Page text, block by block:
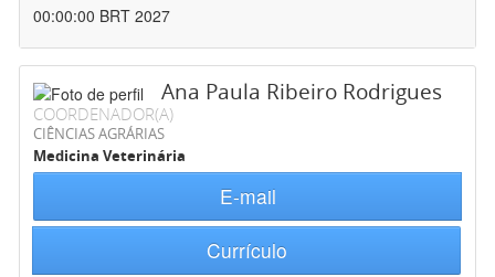
00:00:00 BRT 2027
Ana Paula Ribeiro Rodrigues
COORDENADOR(A)
CIÊNCIAS AGRÁRIAS
Medicina Veterinária
E-mail
Currículo